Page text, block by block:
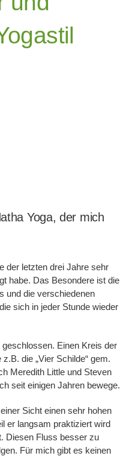
Yoga, der mich
der letzten drei Jahre sehr
habe. Das Besondere ist die
und die verschiedenen
sich in jeder Stunde wieder
Einen Kreis der
die „Vier Schilde“ gem.
Meredith Little und Steven
seit einigen Jahren bewege.
Sicht einen sehr hohen
er langsam praktiziert wird
Diesen Fluss besser zu
Für mich gibt es keinen